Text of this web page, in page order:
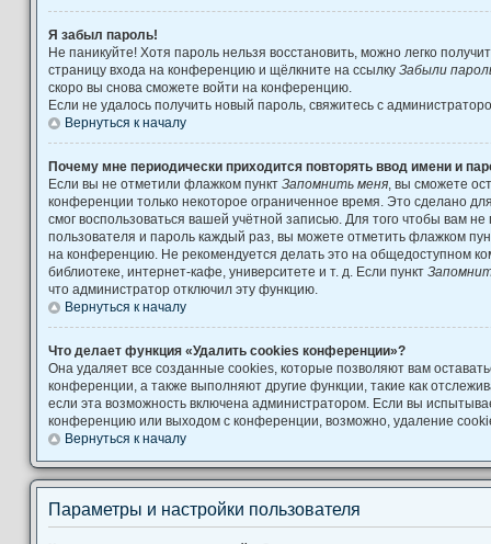
Я забыл пароль!
Не паникуйте! Хотя пароль нельзя восстановить, можно легко
страницу входа на конференцию и щёлкните на ссылку Забыли
скоро вы снова сможете войти на конференцию.
Если не удалось получить новый пароль, свяжитесь с
Вернуться к началу
Почему мне периодически приходится повторять ввод имени и
Если вы не отметили флажком пункт Запомнить меня , вы сможете
конференции только некоторое ограниченное время. Это сделано
смог воспользоваться вашей учётной записью. Для того чтобы вам
пользователя и пароль каждый раз, вы можете отметить флажком
на конференцию. Не рекомендуется делать это на общедоступном
библиотеке, интернет-кафе, университете и т. д. Если пункт
что администратор отключил эту функцию.
Вернуться к началу
Что делает функция «Удалить cookies конференции»?
Она удаляет все созданные cookies, которые позволяют вам
конференции, а также выполняют другие функции, такие как
если эта возможность включена администратором. Если вы
конференцию или выходом с конференции, возможно, удаление
Вернуться к началу
Параметры и настройки пользователя